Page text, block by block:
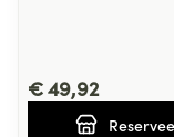
€ 49,92